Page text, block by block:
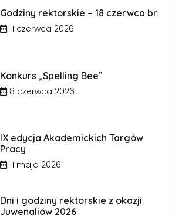
Godziny rektorskie – 18 czerwca br.
11 czerwca 2026
Konkurs „Spelling Bee”
8 czerwca 2026
IX edycja Akademickich Targów
Pracy
11 maja 2026
Dni i godziny rektorskie z okazji
Juwenaliów 2026